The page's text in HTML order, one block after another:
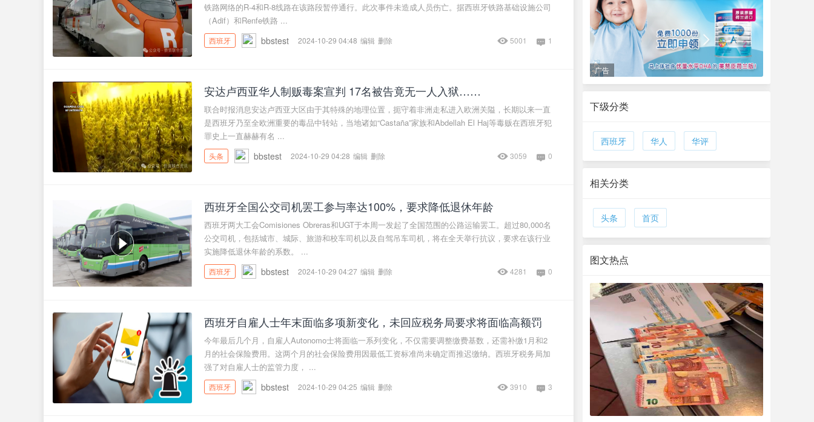
铁路网络的R-4和R-8线路在该路段暂停通行。此次事件未造成人员伤亡。据西班牙铁路基础设施公司
（Adif）和Renfe铁路 ...
西班牙 bbstest 2024-10-29 04:48 编辑 删除 1
5001
安达卢西亚华人制贩毒案宣判 17名被告竟无一人入狱……
联合时报消息安达卢西亚大区由于其特殊的地理位置，扼守着非洲走私进入欧洲关隘，长期以来一直
是西班牙乃至全欧洲重要的毒品中转站，当地诸如“Castaña”家族和Abdellah El Haj等毒贩在西班牙犯
罪史上一直赫赫有名 ...
头条 bbstest 2024-10-29 04:28 编辑 删除 0
3059
西班牙全国公交司机罢工参与率达100%，要求降低退休年龄
西班牙两大工会Comisiones Obreras和UGT于本周一发起了全国范围的公路运输罢工。超过80,000名
公交司机，包括城市、城际、旅游和校车司机以及自驾吊车司机，将在全天举行抗议，要求在该行业
实施降低退休年龄的系数。 ...
西班牙 bbstest 2024-10-29 04:27 编辑 删除 0
4281
西班牙自雇人士年末面临多项新变化，未回应税务局要求将面临高额罚
款 ...
今年最后几个月，自雇人Autonomo士将面临一系列变化，不仅需要调整缴费基数，还需补缴1月和2
月的社会保险费用。这两个月的社会保险费用因最低工资标准尚未确定而推迟缴纳。西班牙税务局加
强了对自雇人士的监管力度， ...
西班牙 bbstest 2024-10-29 04:25 编辑 删除 3
3910
广告
下级分类
西班牙 华人 华评
相关分类
头条 首页
图文热点